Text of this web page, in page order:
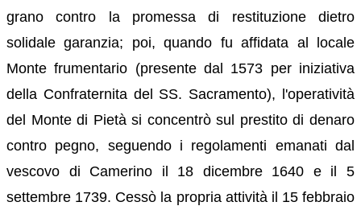
grano contro la promessa di restituzione dietro
solidale garanzia; poi, quando fu affidata al locale
Monte frumentario (presente dal 1573 per iniziativa
della Confraternita del SS. Sacramento), l'operatività
del Monte di Pietà si concentrò sul prestito di denaro
contro pegno, seguendo i regolamenti emanati dal
vescovo di Camerino il 18 dicembre 1640 e il 5
settembre 1739. Cessò la propria attività il 15 febbraio